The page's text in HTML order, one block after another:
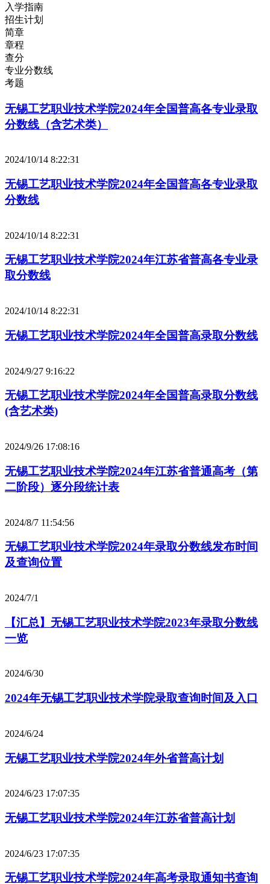
入学指南
招生计划
简章
章程
查分
专业分数线
考题
无锡工艺职业技术学院2024年全国普高各专业录取
分数线（含艺术类）
2024/10/14 8:22:31
无锡工艺职业技术学院2024年全国普高各专业录取
分数线
2024/10/14 8:22:31
无锡工艺职业技术学院2024年江苏省普高各专业录
取分数线
2024/10/14 8:22:31
无锡工艺职业技术学院2024年全国普高录取分数线
2024/9/27 9:16:22
无锡工艺职业技术学院2024年全国普高录取分数线
(含艺术类)
2024/9/26 17:08:16
无锡工艺职业技术学院2024年江苏省普通高考（第
二阶段）逐分段统计表
2024/8/7 11:54:56
无锡工艺职业技术学院2024年录取分数线发布时间
及查询位置
2024/7/1
【汇总】无锡工艺职业技术学院2023年录取分数线
一览
2024/6/30
2024年无锡工艺职业技术学院录取查询时间及入口
2024/6/24
无锡工艺职业技术学院2024年外省普高计划
2024/6/23 17:07:35
无锡工艺职业技术学院2024年江苏省普高计划
2024/6/23 17:07:35
无锡工艺职业技术学院2024年高考录取通知书查询